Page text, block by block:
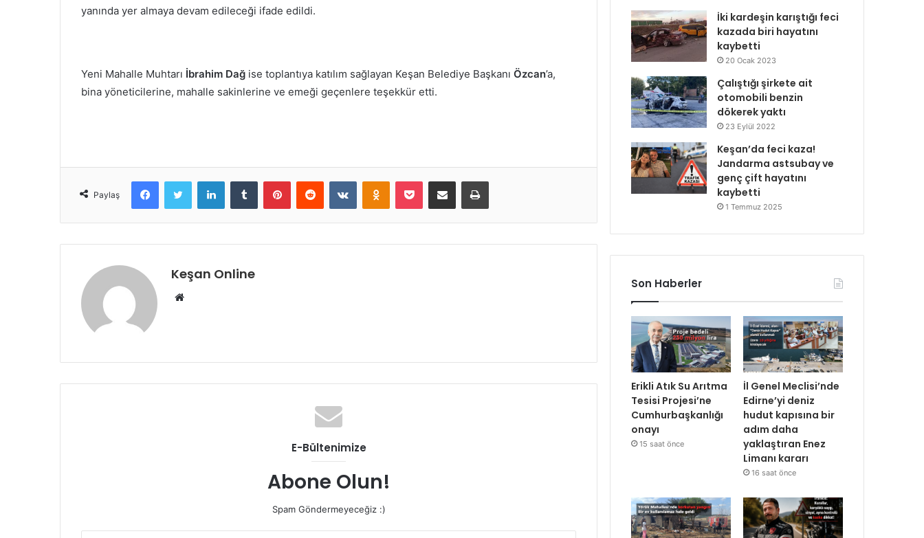
yanında yer almaya devam edileceği ifade edildi.
Yeni Mahalle Muhtarı İbrahim Dağ ise toplantıya katılım sağlayan Keşan Belediye Başkanı Özcan’a,
bina yöneticilerine, mahalle sakinlerine ve emeği geçenlere teşekkür etti.
Paylaş
FacebookTwitter LinkedInTumblr PinterestReddit VKontakteOdnoklassniki
Pocket E-Posta ile paylaş Yazdır
Keşan Online
Web
E-Bültenimize
Abone Olun!
Spam Göndermeyeceğiz :)
İki kardeşin karıştığı feci
kazada biri hayatını
kaybetti
20 Ocak 2023
Çalıştığı şirkete ait
otomobili benzin
dökerek yaktı
23 Eylül 2022
Keşan’da feci kaza!
Jandarma astsubay ve
genç çift hayatını
kaybetti
1 Temmuz 2025
Son Haberler
Erikli Atık Su Arıtma
Tesisi Projesi’ne
Cumhurbaşkanlığı
onayı
15 saat önce
İl Genel Meclisi’nde
Edirne’yi deniz
hudut kapısına bir
adım daha
yaklaştıran Enez
Limanı kararı
16 saat önce